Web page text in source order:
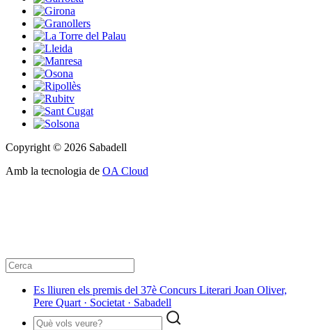
Copyright © 2026 Sabadell
Amb la tecnologia de OA Cloud
Es lliuren els premis del 37è Concurs Literari Joan Oliver,
Pere Quart · Societat · Sabadell